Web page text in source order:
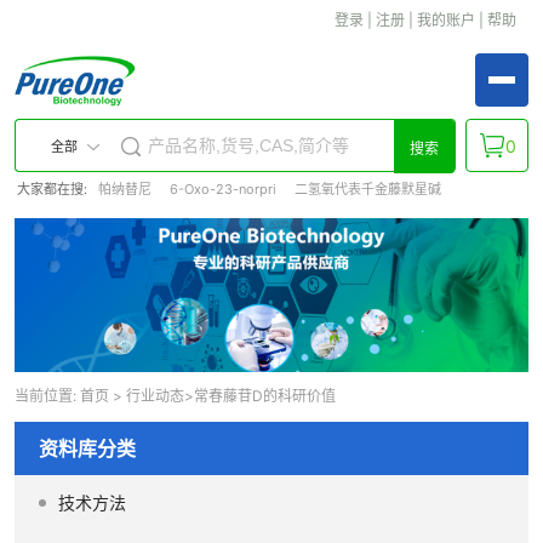
登录 注册 我的账户 帮助
全部 搜索
大家都在搜: 帕纳替尼 6-Oxo-23-norpri 二氢氧代表千金藤默星碱
0
当前位置: 首页 > 行业动态>常春藤苷D的科研价值
资料库分类
技术方法